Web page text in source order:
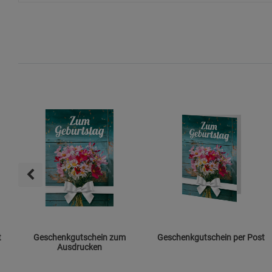
Geschenkgutschein zum
Ausdrucken
Geschenkgutschein per Post